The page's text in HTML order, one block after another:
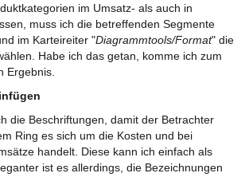
im Umsatz- als auch in
muss ich die betreffenden Segmente
im Karteireiter "Diagrammtools/Format" die
Habe ich das getan, komme ich zum
Ergebnis.
die Beschriftungen, damit der Betrachter
Ring es sich um die Kosten und bei
handelt. Diese kann ich einfach als
ist es allerdings, die Bezeichnungen